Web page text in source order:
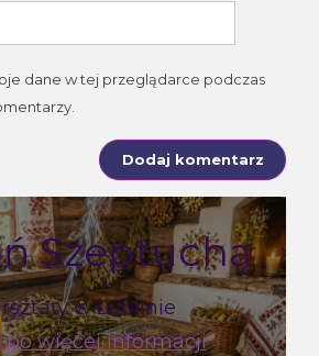
dane w tej przeglądarce podczas
Szeptuchą
w Lublinie
po więcej informacji